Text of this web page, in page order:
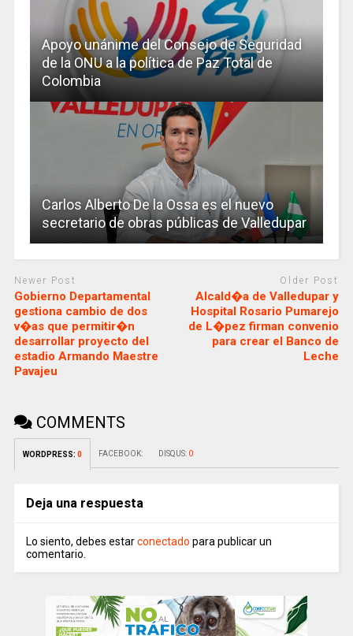
Apoyo unánime del Consejo de Seguridad
de la ONU a la política de Paz Total de
Colombia
Carlos Alberto De la Ossa es el nuevo
secretario de obras públicas de Valledupar
Newer Post
Gobierno Departamental
gestiona cambio de dos
v�as que permitir�n
desarrollar proyecto del
estadio Armando Maestre
Pavajeu
Older Post
Alcald�a de Valledupar y
Hospital Rosario Pumarejo
de L�pez firman convenio
para crear el Banco de
Leche
COMMENTS
WORDPRESS: 0 FACEBOOK: DISQUS: 0
Deja una respuesta
Lo siento, debes estarconectado para publicar un
comentario.